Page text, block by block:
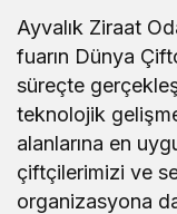
Ayvalık Ziraat
fuarın Dünya
süreçte
teknolojik
alanlarına en
çiftçilerimizi ve
organizasyona